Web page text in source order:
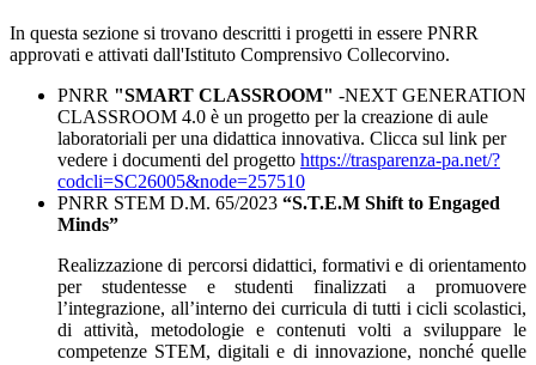
In questa sezione si trovano descritti i progetti in essere PNRR
approvati e attivati dall'Istituto Comprensivo Collecorvino.
PNRR "SMART CLASSROOM" -NEXT GENERATION
CLASSROOM 4.0 è un progetto per la creazione di aule
laboratoriali per una didattica innovativa. Clicca sul link per
vedere i documenti del progetto https://trasparenza-pa.net/?
codcli=SC26005&node=257510
PNRR STEM D.M. 65/2023 “S.T.E.M Shift to Engaged
Minds”
Realizzazione di percorsi didattici, formativi e di orientamento
per studentesse e studenti finalizzati a promuovere
l’integrazione, all’interno dei curricula di tutti i cicli scolastici,
di attività, metodologie e contenuti volti a sviluppare le
competenze STEM, digitali e di innovazione, nonché quelle